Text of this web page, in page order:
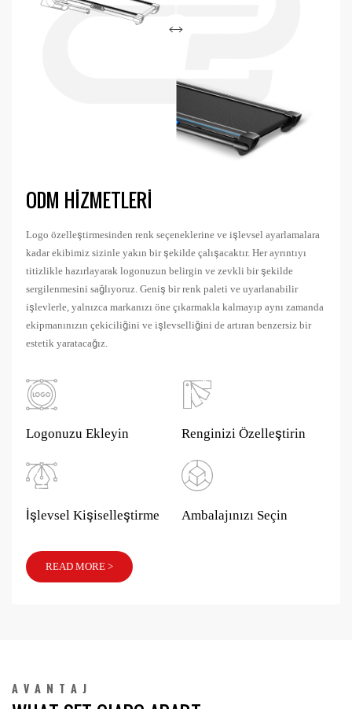
ODM HIZMETLERI
Logo özelleştirmesinden renk seçeneklerine ve işlevsel ayarlamalara
kadar ekibimiz sizinle yakın bir şekilde çalışacaktır. Her ayrıntıyı
titizlikle hazırlayarak logonuzun belirgin ve zevkli bir şekilde
sergilenmesini sağlıyoruz. Geniş bir renk paleti ve uyarlanabilir
işlevlerle, yalnızca markanızı öne çıkarmakla kalmayıp aynı zamanda
ekipmanınızın çekiciliğini ve işlevselliğini de artıran benzersiz bir
estetik yaratacağız.
Logonuzu Ekleyin Renginizi Özelleştirin
İşlevsel Kişiselleştirme Ambalajınızı Seçin
READ MORE >
AVANTAJ